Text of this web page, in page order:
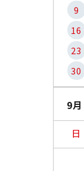
9
16
23
30
9月
日